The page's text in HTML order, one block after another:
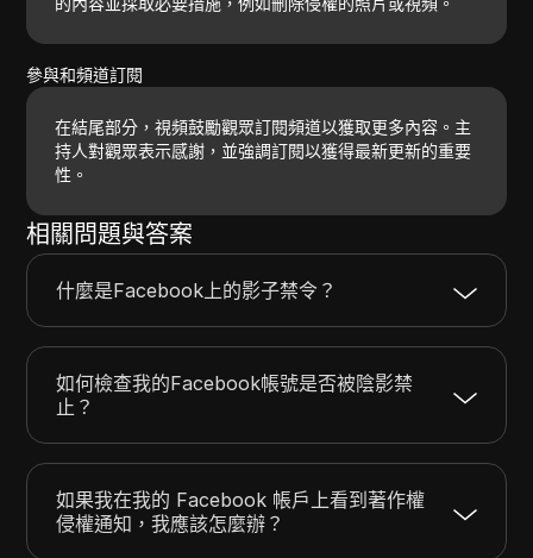
參與和頻道訂閱
在結尾部分，視頻鼓勵觀眾訂閱頻道以獲取更多內容。主
持人對觀眾表示感謝，並強調訂閱以獲得最新更新的重要
性。
相關問題與答案
什麼是Facebook上的影子禁令？
如何檢查我的Facebook帳號是否被陰影禁
止？
如果我在我的 Facebook 帳戶上看到著作權
侵權通知，我應該怎麼辦？